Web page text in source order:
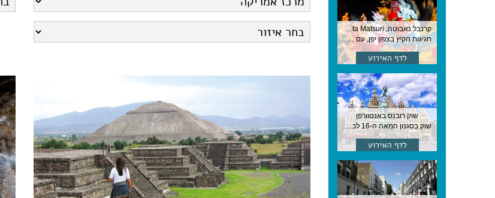
קרנבל נאבוטה, Nebuta Matsuri ,יפן
חגיגות הקיץ בצפון יפן, עם תהלוכות ענק, ריקודים וזיקוקים. 6-2 באוגוסט, יפן
לדף האירוע
שוק רובנס באנטוורפן
שוק בסגנון המאה ה-16 לכבודו של הצייר המפורסם, בן העיר, נערך ב-15 באוגוסט באנטוורפן
לדף האירוע